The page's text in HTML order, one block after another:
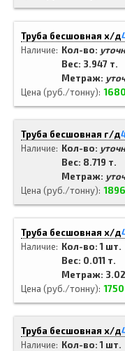
Труба бесшовная х/д
Наличие
Кол-во:
Вес: 3.947 т.
Метраж:
Цена (руб./тонну)
Труба бесшовная г/д
Наличие
Кол-во:
Вес: 8.719 т.
Метраж:
Цена (руб./тонну)
Труба бесшовная х/д
Наличие
Кол-во: 1 шт.
Вес: 0.011 т.
Метраж:
Цена (руб./тонну)
Труба бесшовная х/д
Наличие
Кол-во: 1 шт.